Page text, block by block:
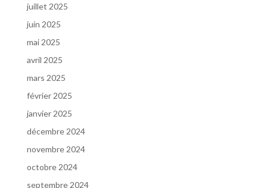
juillet 2025
juin 2025
mai 2025
avril 2025
mars 2025
février 2025
janvier 2025
décembre 2024
novembre 2024
octobre 2024
septembre 2024